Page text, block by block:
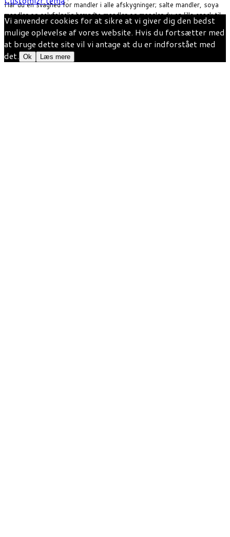
Har du en svaghed for mandler i alle afskygninger; salte mandler, soya
mandler og selvfølgelig brændte mandler og mangler du en lille snack til
forret, tilbehør til hovedretten eller blot til en hyggelig stund, så er det
super nemt at lave selv. her får du opskriften på Ristede Soya mandler
[…]
Vi anvender cookies for at sikre at vi giver dig den bedst
mulige oplevelse af vores website. Hvis du fortsætter med
at bruge dette site vil vi antage at du er indforstået med
det. Ok Læs mere